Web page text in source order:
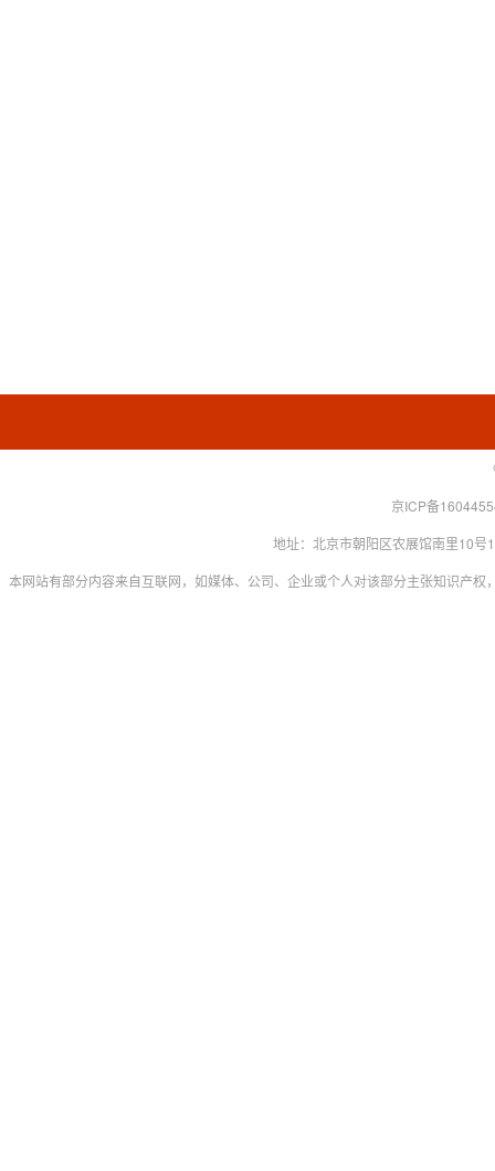
京ICP备
地址：北京市朝阳区农展馆南里10
本网站有部分内容来自互联网，如媒体、公司、企业或个人对该部分主张知识产